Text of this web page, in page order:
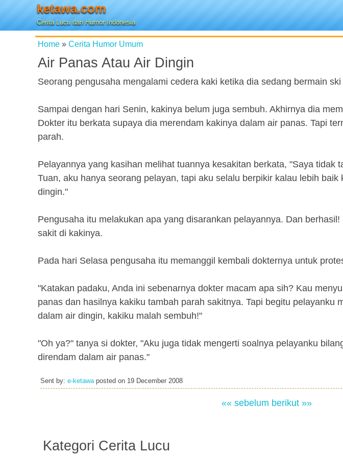
ketawa.com
Cerita Lucu dan Humor Indonesia
Home » Cerita Humor Umum
Air Panas Atau Air Dingin
Seorang pengusaha mengalami cedera kaki ketika dia sedang bermain
Sampai dengan hari Senin, kakinya belum juga sembuh. Akhirnya dia
Dokter itu berkata supaya dia merendam kakinya dalam air panas. Tapi
parah.
Pelayannya yang kasihan melihat tuannya kesakitan berkata, "Saya tidak
Tuan, aku hanya seorang pelayan, tapi aku selalu berpikir kalau lebih baik
dingin."
Pengusaha itu melakukan apa yang disarankan pelayannya. Dan
sakit di kakinya.
Pada hari Selasa pengusaha itu memanggil kembali dokternya untuk
"Katakan padaku, Anda ini sebenarnya dokter macam apa sih? Kau
panas dan hasilnya kakiku tambah parah sakitnya. Tapi begitu pelayanku
dalam air dingin, kakiku malah sembuh!"
"Oh ya?" tanya si dokter, "Aku juga tidak mengerti soalnya pelayanku
direndam dalam air panas."
Sent by: e-ketawaposted on 19 December 2008
«« sebelum berikut »»
Kategori Cerita Lucu